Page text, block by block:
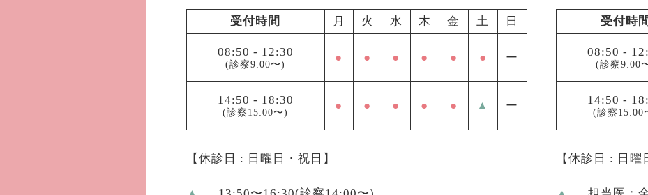
受付時間 月 火 水 木 金 土 日
08:50 - 12:30
(診察9:00〜)
● ● ● ● ● ● ー
14:50 - 18:30
(診察15:00〜)
● ● ● ● ● ▲ ー
【休診日 : 日曜日・祝日】
受付時間
08:50 -
(診察9:00
14:50 -
(診察15:00
【休診日 : 日曜